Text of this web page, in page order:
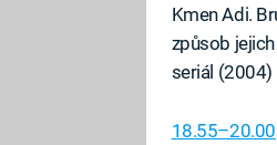
Kmen Adi.
způsob
seriál (2004)
18.55–20.00